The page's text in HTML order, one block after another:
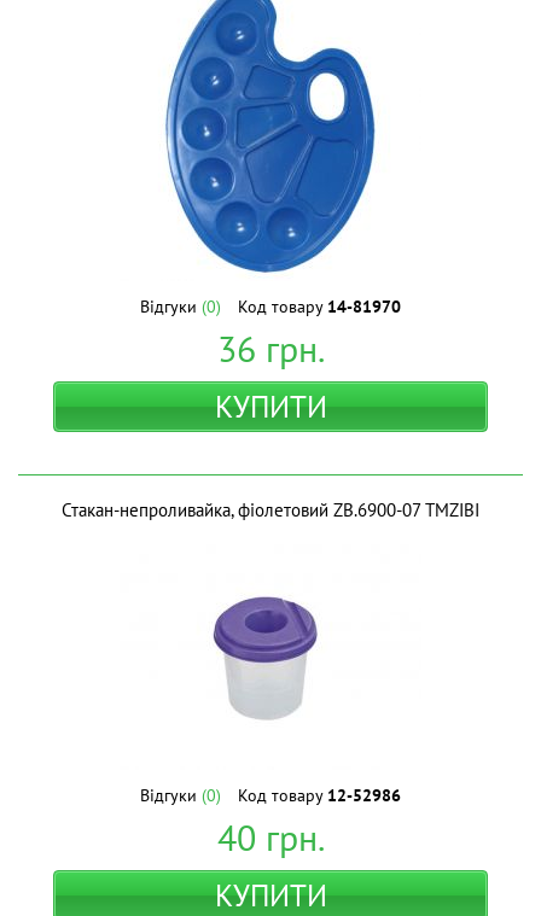
Відгуки (0) Код товару 14-81970
36 грн.
КУПИТИ
Стакан-непроливайка, фіолетовий ZB.6900-07 ТМZIBI
Відгуки (0) Код товару 12-52986
40 грн.
КУПИТИ